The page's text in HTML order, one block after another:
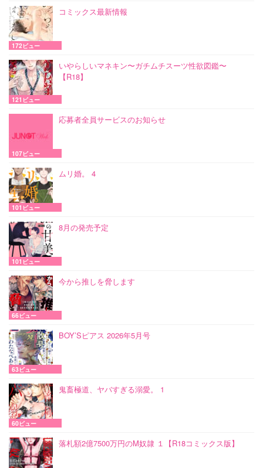
コミックス最新情報
172ビュー
いやらしいマネキン〜ガチムチスーツ性欲図鑑〜
【R18】
121ビュー
応募者全員サービスのお知らせ
107ビュー
ムリ婚。 4
101ビュー
8月の発売予定
101ビュー
今から推しを脅します
66ビュー
BOY’Sピアス 2026年5月号
63ビュー
鬼畜極道、ヤバすぎる溺愛。 1
60ビュー
落札額2億7500万円のM奴隷 １【R18コミックス版】